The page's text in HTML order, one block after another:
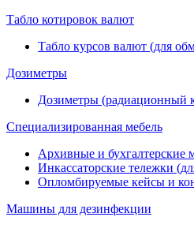
Табло котировок валют
Табло курсов валют (для
Дозиметры
Дозиметры (радиационный
Специализированная мебель
Архивные и бухгалтерские
Инкассаторские тележки
Опломбируемые кейсы и
Машины для дезинфекции